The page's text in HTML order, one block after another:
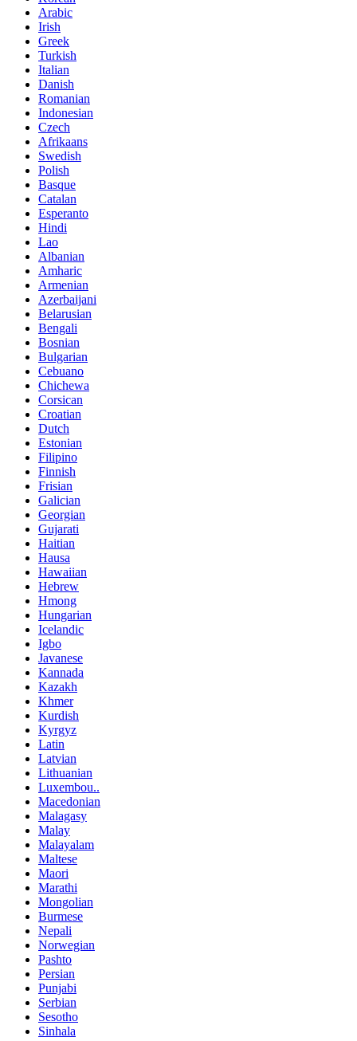
Arabic
Irish
Greek
Turkish
Italian
Danish
Romanian
Indonesian
Czech
Afrikaans
Swedish
Polish
Basque
Catalan
Esperanto
Hindi
Lao
Albanian
Amharic
Armenian
Azerbaijani
Belarusian
Bengali
Bosnian
Bulgarian
Cebuano
Chichewa
Corsican
Croatian
Dutch
Estonian
Filipino
Finnish
Frisian
Galician
Georgian
Gujarati
Haitian
Hausa
Hawaiian
Hebrew
Hmong
Hungarian
Icelandic
Igbo
Javanese
Kannada
Kazakh
Khmer
Kurdish
Kyrgyz
Latin
Latvian
Lithuanian
Luxembou..
Macedonian
Malagasy
Malay
Malayalam
Maltese
Maori
Marathi
Mongolian
Burmese
Nepali
Norwegian
Pashto
Persian
Punjabi
Serbian
Sesotho
Sinhala